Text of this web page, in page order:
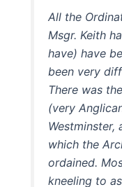
All the
Msgr. Keith
have) have
been very
There was
(very
which the
ordained.
kneeling to